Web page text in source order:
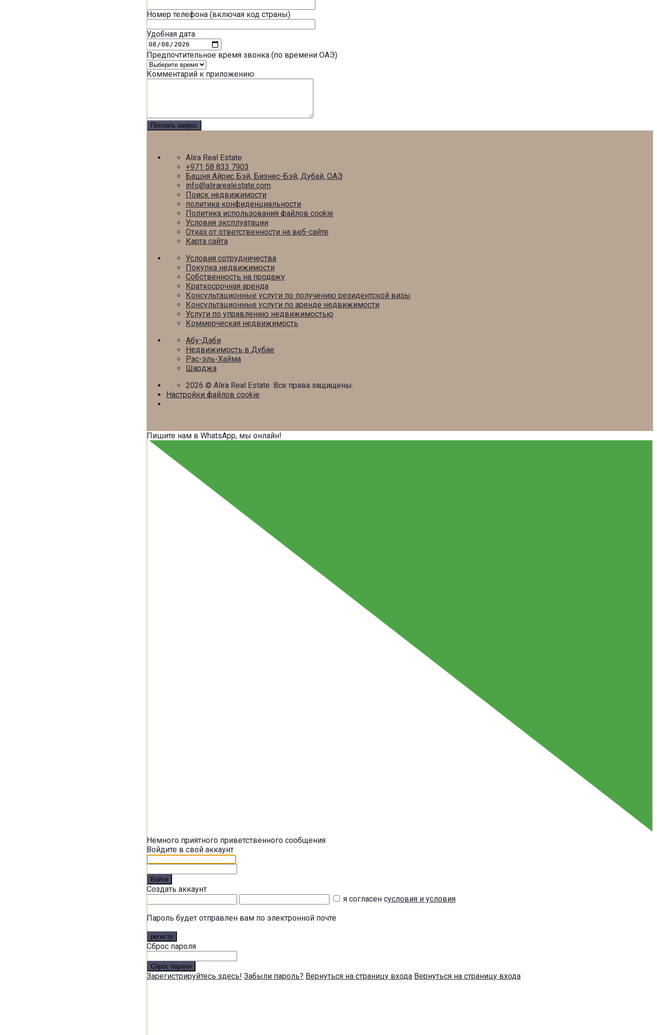
Номер телефона (включая код страны)
Удобная дата
Предпочтительное время звонка (по времени ОАЭ)
Комментарий к приложению
Alira Real Estate
+971 58 833 7903
Башня Айрис Бэй, Бизнес-Бэй, Дубай, ОАЭ
info@alirarealestate.com
Поиск недвижимости
политика конфиденциальности
Политика использования файлов cookie
Условия эксплуатации
Отказ от ответственности на веб-сайте
Карта сайта
Условия сотрудничества
Покупка недвижимости
Собственность на продажу
Краткосрочная аренда
Консультационные услуги по получению резидентской визы
Консультационные услуги по аренде недвижимости
Услуги по управлению недвижимостью
Коммерческая недвижимость
Абу-Даби
Недвижимость в Дубае
Рас-эль-Хайма
Шарджа
2026 © Alira Real Estate. Все права защищены.
Настройки файлов cookie
Пишите нам в WhatsApp, мы онлайн!
Немного приятного приветственного сообщения
Войдите в свой аккаунт
Войти
Создать аккаунт
я согласен сусловия и условия
Пароль будет отправлен вам по электронной почте
регистр
Сброс пароля
Сброс пароля
Зарегистрируйтесь здесь! Забыли пароль? Вернуться на страницу входа Вернуться на страницу входа